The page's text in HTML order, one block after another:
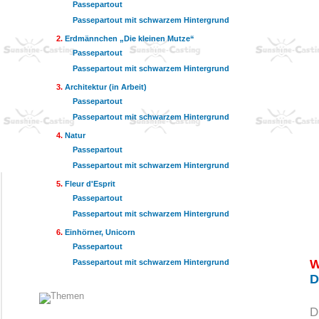
Passepartout
Passepartout mit schwarzem Hintergrund
Erdmännchen „Die kleinen Mutze“
Passepartout
Passepartout mit schwarzem Hintergrund
Architektur (in Arbeit)
Passepartout
Passepartout mit schwarzem Hintergrund
Natur
Passepartout
Passepartout mit schwarzem Hintergrund
Fleur d'Esprit
Passepartout
Passepartout mit schwarzem Hintergrund
Einhörner, Unicorn
Passepartout
Passepartout mit schwarzem Hintergrund